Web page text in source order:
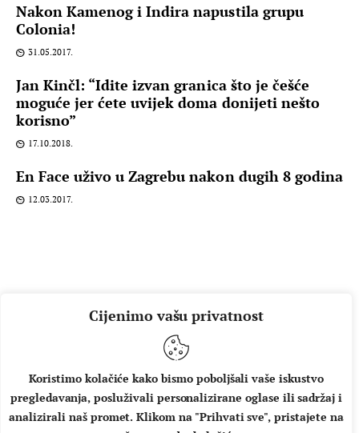
Cijenimo vašu privatnost
Koristimo kolačiće kako bismo poboljšali vaše iskustvo
pregledavanja, posluživali personalizirane oglase ili sadržaj i
analizirali naš promet. Klikom na "Prihvati sve", pristajete na
Nakon Kamenog i Indira napustila grupu
Colonia!
31.05.2017.
Jan Kinčl: “Idite izvan granica što je češće
moguće jer ćete uvijek doma donijeti nešto
korisno”
17.10.2018.
En Face uživo u Zagrebu nakon dugih 8 godina
12.03.2017.
O NAMA IMPRESSUM UVJETI KORIŠTENJA